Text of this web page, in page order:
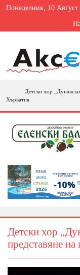
Понеделник, 10 Август
Детски хор
Хърватия
Детски хор
представяне